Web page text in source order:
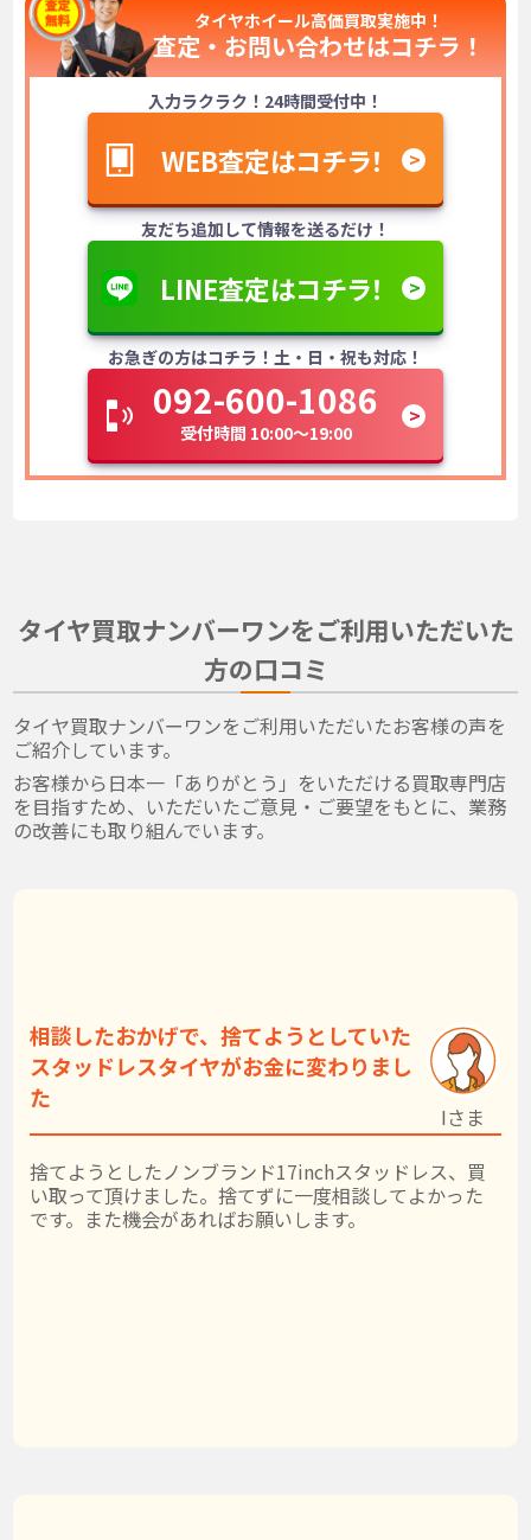
タイヤホイール高価買取実施中！
査定・お問い合わせはコチラ！
入力ラクラク！24時間受付中！
WEB査定はコチラ！
友だち追加して情報を送るだけ！
LINE査定はコチラ！
お急ぎの方はコチラ！土・日・祝も対応！
092-600-1086
受付時間 10:00～19:00
タイヤ買取ナンバーワンをご利用いただいた
方の口コミ
タイヤ買取ナンバーワンをご利用いただいたお客様の声を
ご紹介しています。
お客様から日本一「ありがとう」をいただける買取専門店
を目指すため、いただいたご意見・ご要望をもとに、業務
の改善にも取り組んでいます。
相談したおかげで、捨てようとしていた
スタッドレスタイヤがお金に変わりまし
た
捨てようとしたノンブランド17inchスタッドレス、買
い取って頂けました。捨てずに一度相談してよかった
です。また機会があればお願いします。
Iさま